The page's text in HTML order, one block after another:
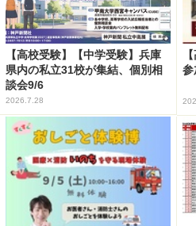
【高校受験】【中学受験】兵庫
県内の私立31校が集結、個別相
談会9/6
2026.7.28